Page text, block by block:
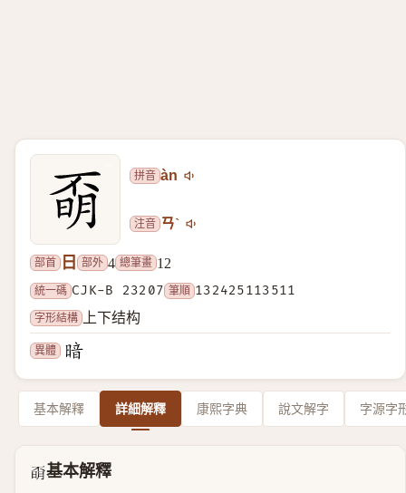
拼音 àn
注音 ㄢˋ
部首 日 部外 4 總筆畫 12
統一碼 CJK-B 23207 筆順 132425113511
字形結構
上下结构
異體
基本解釋 詳細解釋 康熙字典 說文解字 字源字
𣈇基本解釋